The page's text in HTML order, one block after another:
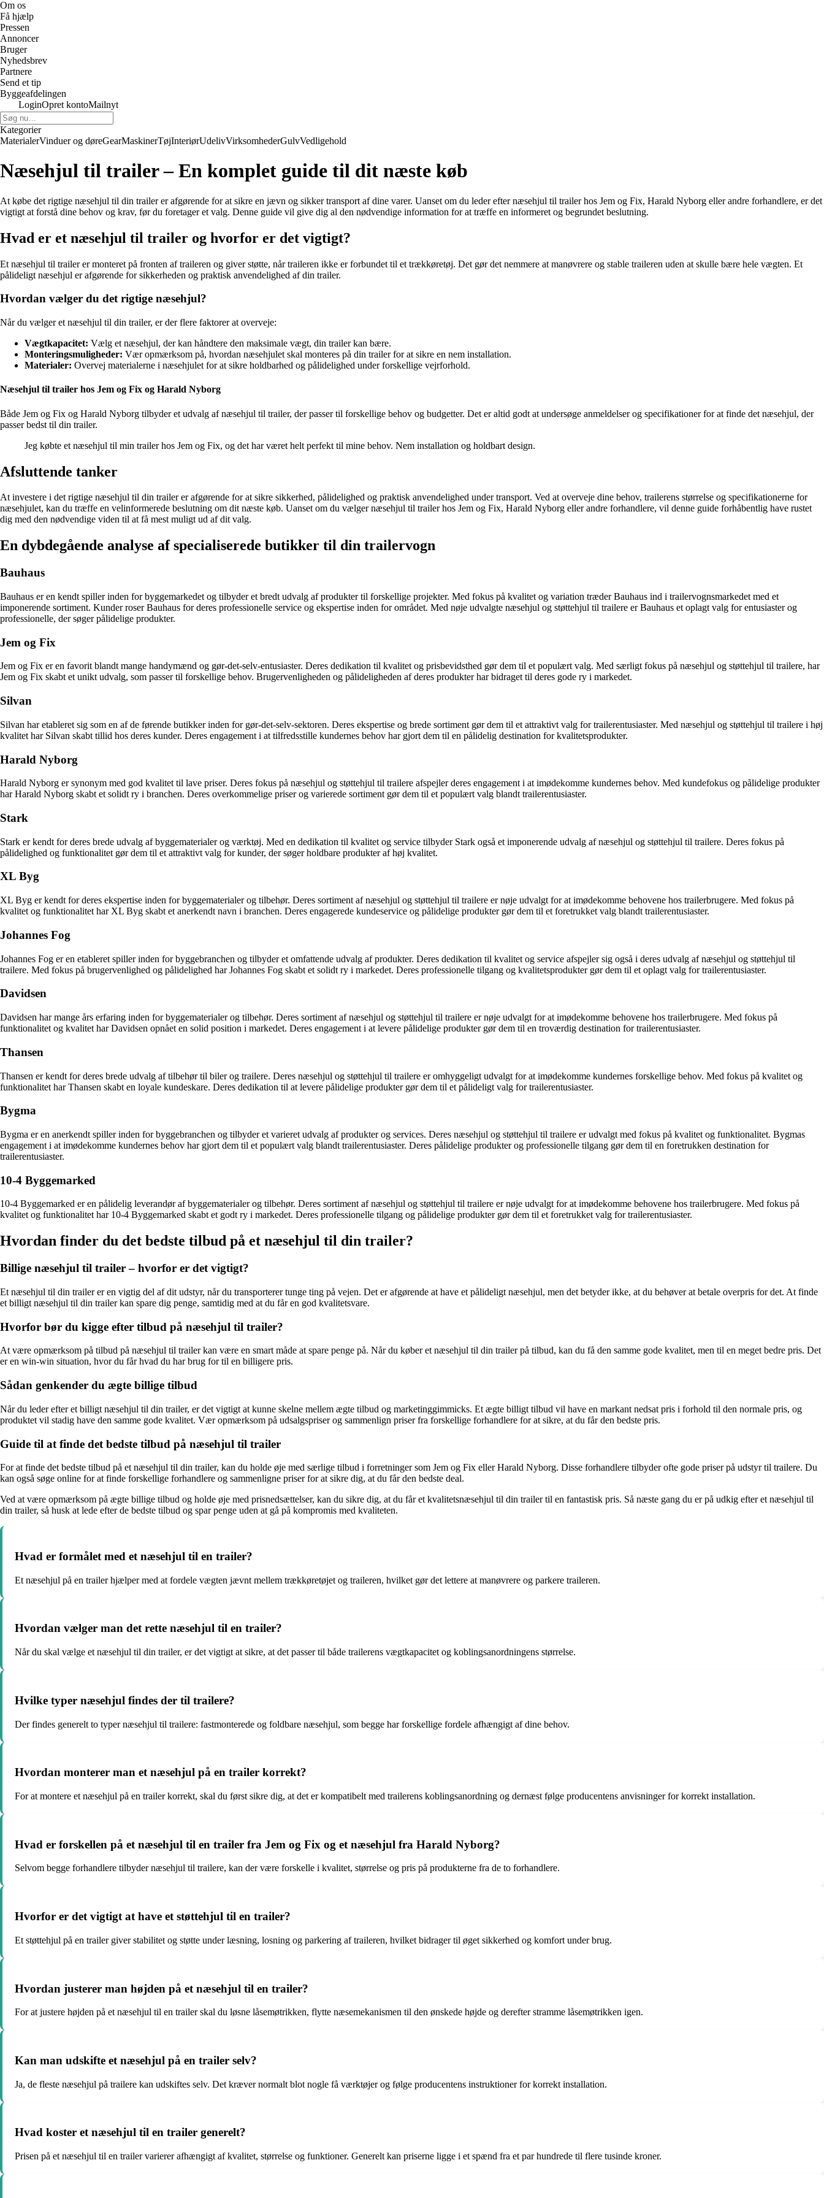
Om os
Få hjælp
Pressen
Annoncer
Bruger
Nyhedsbrev
Partnere
Send et tip
Byggeafdelingen
LoginOpret kontoMailnyt
Kategorier
MaterialerVinduer og døreGearMaskinerTøjInteriørUdelivVirksomhederGulvVedligehold
Næsehjul til trailer – En komplet guide til dit næste køb
At købe det rigtige næsehjul til din trailer er afgørende for at sikre en jævn og sikker transport af dine varer. Uanset om du leder efter næsehjul til trailer hos Jem og Fix, Harald Nyborg eller andre forhandlere, er det
vigtigt at forstå dine behov og krav, før du foretager et valg. Denne guide vil give dig al den nødvendige information for at træffe en informeret og begrundet beslutning.
Hvad er et næsehjul til trailer og hvorfor er det vigtigt?
Et næsehjul til trailer er monteret på fronten af ​​traileren og giver støtte, når traileren ikke er forbundet til et trækkøretøj. Det gør det nemmere at manøvrere og stable traileren uden at skulle bære hele vægten. Et
pålideligt næsehjul er afgørende for sikkerheden og praktisk anvendelighed af din trailer.
Hvordan vælger du det rigtige næsehjul?
Når du vælger et næsehjul til din trailer, er der flere faktorer at overveje:
Vægtkapacitet: Vælg et næsehjul, der kan håndtere den maksimale vægt, din trailer kan bære.
Monteringsmuligheder: Vær opmærksom på, hvordan næsehjulet skal monteres på din trailer for at sikre en nem installation.
Materialer: Overvej materialerne i næsehjulet for at sikre holdbarhed og pålidelighed under forskellige vejrforhold.
Næsehjul til trailer hos Jem og Fix og Harald Nyborg
Både Jem og Fix og Harald Nyborg tilbyder et udvalg af næsehjul til trailer, der passer til forskellige behov og budgetter. Det er altid godt at undersøge anmeldelser og specifikationer for at finde det næsehjul, der
passer bedst til din trailer.
Jeg købte et næsehjul til min trailer hos Jem og Fix, og det har været helt perfekt til mine behov. Nem installation og holdbart design.
Afsluttende tanker
At investere i det rigtige næsehjul til din trailer er afgørende for at sikre sikkerhed, pålidelighed og praktisk anvendelighed under transport. Ved at overveje dine behov, trailerens størrelse og specifikationerne for
næsehjulet, kan du træffe en velinformerede beslutning om dit næste køb. Uanset om du vælger næsehjul til trailer hos Jem og Fix, Harald Nyborg eller andre forhandlere, vil denne guide forhåbentlig have rustet
dig med den nødvendige viden til at få mest muligt ud af dit valg.
En dybdegående analyse af specialiserede butikker til din trailervogn
Bauhaus
Bauhaus er en kendt spiller inden for byggemarkedet og tilbyder et bredt udvalg af produkter til forskellige projekter. Med fokus på kvalitet og variation træder Bauhaus ind i trailervognsmarkedet med et
imponerende sortiment. Kunder roser Bauhaus for deres professionelle service og ekspertise inden for området. Med nøje udvalgte næsehjul og støttehjul til trailere er Bauhaus et oplagt valg for entusiaster og
professionelle, der søger pålidelige produkter.
Jem og Fix
Jem og Fix er en favorit blandt mange handymænd og gør-det-selv-entusiaster. Deres dedikation til kvalitet og prisbevidsthed gør dem til et populært valg. Med særligt fokus på næsehjul og støttehjul til trailere, har
Jem og Fix skabt et unikt udvalg, som passer til forskellige behov. Brugervenligheden og pålideligheden af deres produkter har bidraget til deres gode ry i markedet.
Silvan
Silvan har etableret sig som en af de førende butikker inden for gør-det-selv-sektoren. Deres ekspertise og brede sortiment gør dem til et attraktivt valg for trailerentusiaster. Med næsehjul og støttehjul til trailere i høj
kvalitet har Silvan skabt tillid hos deres kunder. Deres engagement i at tilfredsstille kundernes behov har gjort dem til en pålidelig destination for kvalitetsprodukter.
Harald Nyborg
Harald Nyborg er synonym med god kvalitet til lave priser. Deres fokus på næsehjul og støttehjul til trailere afspejler deres engagement i at imødekomme kundernes behov. Med kundefokus og pålidelige produkter
har Harald Nyborg skabt et solidt ry i branchen. Deres overkommelige priser og varierede sortiment gør dem til et populært valg blandt trailerentusiaster.
Stark
Stark er kendt for deres brede udvalg af byggematerialer og værktøj. Med en dedikation til kvalitet og service tilbyder Stark også et imponerende udvalg af næsehjul og støttehjul til trailere. Deres fokus på
pålidelighed og funktionalitet gør dem til et attraktivt valg for kunder, der søger holdbare produkter af høj kvalitet.
XL Byg
XL Byg er kendt for deres ekspertise inden for byggematerialer og tilbehør. Deres sortiment af næsehjul og støttehjul til trailere er nøje udvalgt for at imødekomme behovene hos trailerbrugere. Med fokus på
kvalitet og funktionalitet har XL Byg skabt et anerkendt navn i branchen. Deres engagerede kundeservice og pålidelige produkter gør dem til et foretrukket valg blandt trailerentusiaster.
Johannes Fog
Johannes Fog er en etableret spiller inden for byggebranchen og tilbyder et omfattende udvalg af produkter. Deres dedikation til kvalitet og service afspejler sig også i deres udvalg af næsehjul og støttehjul til
trailere. Med fokus på brugervenlighed og pålidelighed har Johannes Fog skabt et solidt ry i markedet. Deres professionelle tilgang og kvalitetsprodukter gør dem til et oplagt valg for trailerentusiaster.
Davidsen
Davidsen har mange års erfaring inden for byggematerialer og tilbehør. Deres sortiment af næsehjul og støttehjul til trailere er nøje udvalgt for at imødekomme behovene hos trailerbrugere. Med fokus på
funktionalitet og kvalitet har Davidsen opnået en solid position i markedet. Deres engagement i at levere pålidelige produkter gør dem til en troværdig destination for trailerentusiaster.
Thansen
Thansen er kendt for deres brede udvalg af tilbehør til biler og trailere. Deres næsehjul og støttehjul til trailere er omhyggeligt udvalgt for at imødekomme kundernes forskellige behov. Med fokus på kvalitet og
funktionalitet har Thansen skabt en loyale kundeskare. Deres dedikation til at levere pålidelige produkter gør dem til et pålideligt valg for trailerentusiaster.
Bygma
Bygma er en anerkendt spiller inden for byggebranchen og tilbyder et varieret udvalg af produkter og services. Deres næsehjul og støttehjul til trailere er udvalgt med fokus på kvalitet og funktionalitet. Bygmas
engagement i at imødekomme kundernes behov har gjort dem til et populært valg blandt trailerentusiaster. Deres pålidelige produkter og professionelle tilgang gør dem til en foretrukken destination for
trailerentusiaster.
10-4 Byggemarked
10-4 Byggemarked er en pålidelig leverandør af byggematerialer og tilbehør. Deres sortiment af næsehjul og støttehjul til trailere er nøje udvalgt for at imødekomme behovene hos trailerbrugere. Med fokus på
kvalitet og funktionalitet har 10-4 Byggemarked skabt et godt ry i markedet. Deres professionelle tilgang og pålidelige produkter gør dem til et foretrukket valg for trailerentusiaster.
Hvordan finder du det bedste tilbud på et næsehjul til din trailer?
Billige næsehjul til trailer – hvorfor er det vigtigt?
Et næsehjul til din trailer er en vigtig del af dit udstyr, når du transporterer tunge ting på vejen. Det er afgørende at have et pålideligt næsehjul, men det betyder ikke, at du behøver at betale overpris for det. At finde
et billigt næsehjul til din trailer kan spare dig penge, samtidig med at du får en god kvalitetsvare.
Hvorfor bør du kigge efter tilbud på næsehjul til trailer?
At være opmærksom på tilbud på næsehjul til trailer kan være en smart måde at spare penge på. Når du køber et næsehjul til din trailer på tilbud, kan du få den samme gode kvalitet, men til en meget bedre pris. Det
er en win-win situation, hvor du får hvad du har brug for til en billigere pris.
Sådan genkender du ægte billige tilbud
Når du leder efter et billigt næsehjul til din trailer, er det vigtigt at kunne skelne mellem ægte tilbud og marketinggimmicks. Et ægte billigt tilbud vil have en markant nedsat pris i forhold til den normale pris, og
produktet vil stadig have den samme gode kvalitet. Vær opmærksom på udsalgspriser og sammenlign priser fra forskellige forhandlere for at sikre, at du får den bedste pris.
Guide til at finde det bedste tilbud på næsehjul til trailer
For at finde det bedste tilbud på et næsehjul til din trailer, kan du holde øje med særlige tilbud i forretninger som Jem og Fix eller Harald Nyborg. Disse forhandlere tilbyder ofte gode priser på udstyr til trailere. Du
kan også søge online for at finde forskellige forhandlere og sammenligne priser for at sikre dig, at du får den bedste deal.
Ved at være opmærksom på ægte billige tilbud og holde øje med prisnedsættelser, kan du sikre dig, at du får et kvalitetsnæsehjul til din trailer til en fantastisk pris. Så næste gang du er på udkig efter et næsehjul til
din trailer, så husk at lede efter de bedste tilbud og spar penge uden at gå på kompromis med kvaliteten.
Hvad er formålet med et næsehjul til en trailer?
Et næsehjul på en trailer hjælper med at fordele vægten jævnt mellem trækkøretøjet og traileren, hvilket gør det lettere at manøvrere og parkere traileren.
Hvordan vælger man det rette næsehjul til en trailer?
Når du skal vælge et næsehjul til din trailer, er det vigtigt at sikre, at det passer til både trailerens vægtkapacitet og koblingsanordningens størrelse.
Hvilke typer næsehjul findes der til trailere?
Der findes generelt to typer næsehjul til trailere: fastmonterede og foldbare næsehjul, som begge har forskellige fordele afhængigt af dine behov.
Hvordan monterer man et næsehjul på en trailer korrekt?
For at montere et næsehjul på en trailer korrekt, skal du først sikre dig, at det er kompatibelt med trailerens koblingsanordning og dernæst følge producentens anvisninger for korrekt installation.
Hvad er forskellen på et næsehjul til en trailer fra Jem og Fix og et næsehjul fra Harald Nyborg?
Selvom begge forhandlere tilbyder næsehjul til trailere, kan der være forskelle i kvalitet, størrelse og pris på produkterne fra de to forhandlere.
Hvorfor er det vigtigt at have et støttehjul til en trailer?
Et støttehjul på en trailer giver stabilitet og støtte under læsning, losning og parkering af traileren, hvilket bidrager til øget sikkerhed og komfort under brug.
Hvordan justerer man højden på et næsehjul til en trailer?
For at justere højden på et næsehjul til en trailer skal du løsne låsemøtrikken, flytte næsemekanismen til den ønskede højde og derefter stramme låsemøtrikken igen.
Kan man udskifte et næsehjul på en trailer selv?
Ja, de fleste næsehjul på trailere kan udskiftes selv. Det kræver normalt blot nogle få værktøjer og følge producentens instruktioner for korrekt installation.
Hvad koster et næsehjul til en trailer generelt?
Prisen på et næsehjul til en trailer varierer afhængigt af kvalitet, størrelse og funktioner. Generelt kan priserne ligge i et spænd fra et par hundrede til flere tusinde kroner.